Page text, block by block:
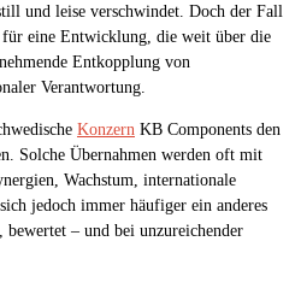
und leise verschwindet. Doch der Fall
für eine Entwicklung, die weit über die
Entkopplung von
Verantwortung.
Konzern KB Components den
Solche Übernahmen werden oft mit
Wachstum, internationale
jedoch immer häufiger ein anderes
– und bei unzureichender